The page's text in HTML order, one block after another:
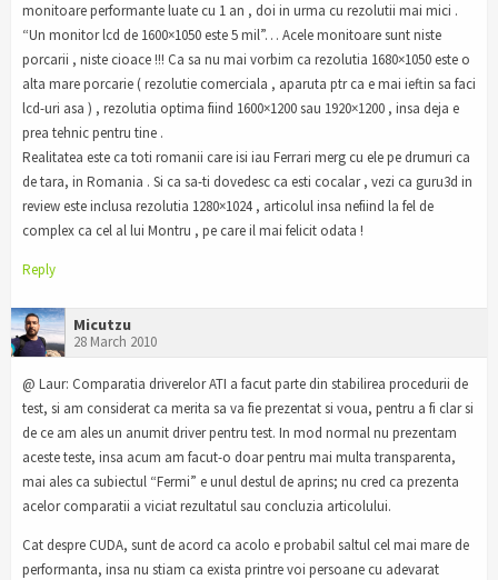
monitoare performante luate cu 1 an , doi in urma cu rezolutii mai mici .
“Un monitor lcd de 1600×1050 este 5 mil”… Acele monitoare sunt niste
porcarii , niste cioace !!! Ca sa nu mai vorbim ca rezolutia 1680×1050 este o
alta mare porcarie ( rezolutie comerciala , aparuta ptr ca e mai ieftin sa faci
lcd-uri asa ) , rezolutia optima fiind 1600×1200 sau 1920×1200 , insa deja e
prea tehnic pentru tine .
Realitatea este ca toti romanii care isi iau Ferrari merg cu ele pe drumuri ca
de tara, in Romania . Si ca sa-ti dovedesc ca esti cocalar , vezi ca guru3d in
review este inclusa rezolutia 1280×1024 , articolul insa nefiind la fel de
complex ca cel al lui Montru , pe care il mai felicit odata !
Reply
Micutzu
28 March 2010
@ Laur: Comparatia driverelor ATI a facut parte din stabilirea procedurii de
test, si am considerat ca merita sa va fie prezentat si voua, pentru a fi clar si
de ce am ales un anumit driver pentru test. In mod normal nu prezentam
aceste teste, insa acum am facut-o doar pentru mai multa transparenta,
mai ales ca subiectul “Fermi” e unul destul de aprins; nu cred ca prezenta
acelor comparatii a viciat rezultatul sau concluzia articolului.
Cat despre CUDA, sunt de acord ca acolo e probabil saltul cel mai mare de
performanta, insa nu stiam ca exista printre voi persoane cu adevarat